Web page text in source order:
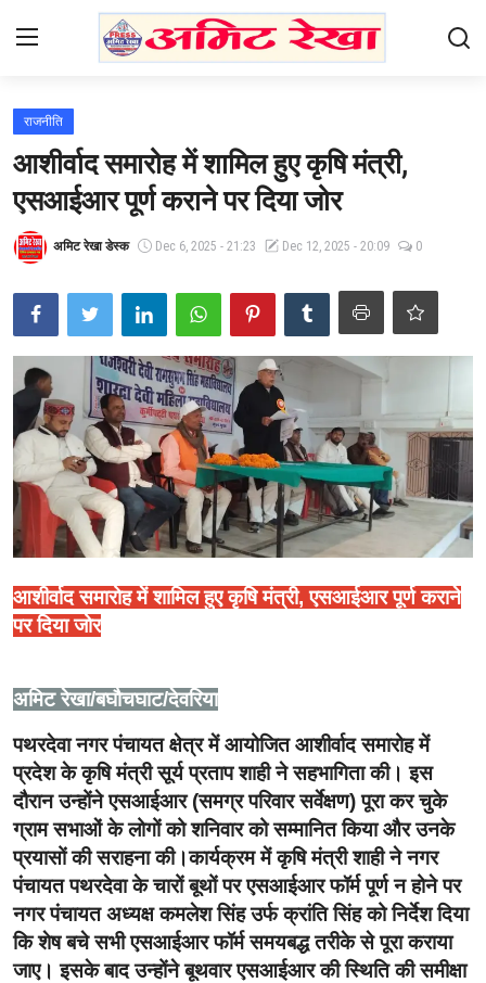
Home
Contact
उत्तर प्रदेश
एजुकेशन
हेल्थ
राजनीति
क्राइम
साहित्यिक
राजनीति
आशीर्वाद समारोह में शामिल हुए कृषि मंत्री,
एसआईआर पूर्ण कराने पर दिया जोर
अमिट रेखा डेस्क Dec 6, 2025 - 21:23 Dec 12, 2025 - 20:09 0
आशीर्वाद समारोह में शामिल हुए कृषि मंत्री, एसआईआर पूर्ण कराने
पर दिया जोर
अमिट रेखा/बघौचघाट/देवरिया
पथरदेवा नगर पंचायत क्षेत्र में आयोजित आशीर्वाद समारोह में
प्रदेश के कृषि मंत्री सूर्य प्रताप शाही ने सहभागिता की। इस
दौरान उन्होंने एसआईआर (समग्र परिवार सर्वेक्षण) पूरा कर चुके
ग्राम सभाओं के लोगों को शनिवार को सम्मानित किया और उनके
प्रयासों की सराहना की।कार्यक्रम में कृषि मंत्री शाही ने नगर
पंचायत पथरदेवा के चारों बूथों पर एसआईआर फॉर्म पूर्ण न होने पर
नगर पंचायत अध्यक्ष कमलेश सिंह उर्फ क्रांति सिंह को निर्देश दिया
कि शेष बचे सभी एसआईआर फॉर्म समयबद्ध तरीके से पूरा कराया
जाए। इसके बाद उन्होंने बूथवार एसआईआर की स्थिति की समीक्षा